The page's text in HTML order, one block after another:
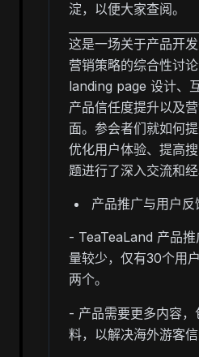
淀，以便大家查阅。
这是一场关于产品开
营销策略的综合性讨
landing page 设计、
产品信任度提升以及
面。参会者们就如何提
优化用户体验、提高
题进行了深入交流和经
产品推广与用户反
- TeaTeaLand 产品
量较少，仅有30个用
两个。
- 产品需要更多内容，
料，以解决海外游客信